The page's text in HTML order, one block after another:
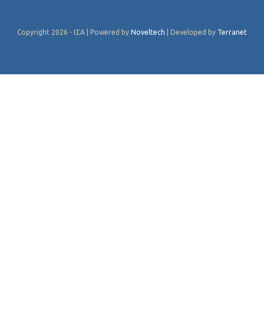
Copyright 2026 - ΙΣΑ | Powered by Noveltech | Developed by Terranet